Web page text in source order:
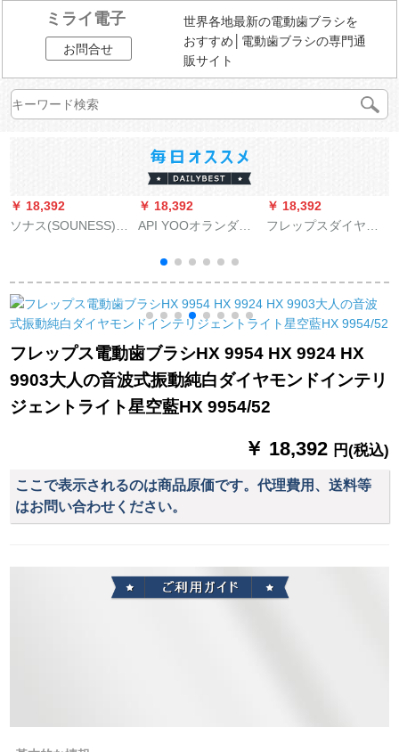
ミライ電子
お問合せ
世界各地最新の電動歯ブラシを
おすすめ│電動歯ブラシの専門通
販サイト
￥ 18,392
ソナス(SOUNESS)電
式防水歯ブラシ竹炭
軟毛ビジネスプレゼ
ントモデルカップル
の日の贈り物箱に
は、深い海青が入っ
ています。
￥ 18,392
API YOOオランダア
ット大人防水電気歯
ブラシ洗顔器痩顔器
顔器フェイスマッサ
ージ器歯磨き粉洗面
プレゼントセットセ
ット(電気歯ブラシ
*2+歯磨き粉*2)
￥ 18,392
フレップスダイヤモ
波式美白歯ブラシパ
ープル
フレップス電動歯ブラシHX 9954 HX 9924 HX
9903大人の音波式振動純白ダイヤモンドインテリ
ジェントライト星空藍HX 9954/52
￥ 18,392 円(税込)
ここで表示されるのは商品原価です。代理費用、送料等
はお問い合わせください。